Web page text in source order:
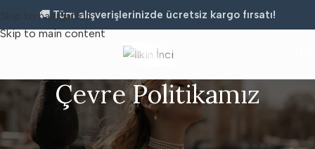
Skip to navigation
Skip to main content
🚚 Tüm alışverişlerinizde ücretsiz kargo fırsatı!
Çevre Politikamız